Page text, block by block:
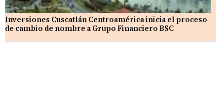
Inversiones Cuscatlán Centroamérica inicia el proceso
de cambio de nombre a Grupo Financiero BSC